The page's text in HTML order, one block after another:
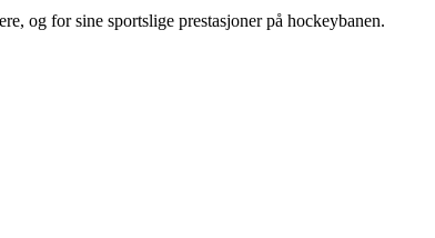
og for sine sportslige prestasjoner på hockeybanen.